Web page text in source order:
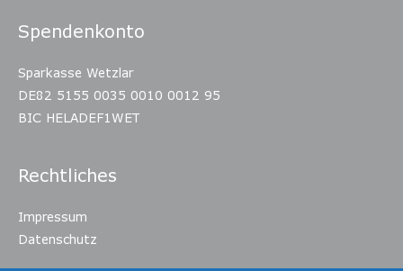
Spendenkonto
Sparkasse Wetzlar
DE82 5155 0035 0010 0012 95
BIC HELADEF1WET
Rechtliches
Impressum
Datenschutz